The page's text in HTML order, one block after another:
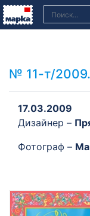
№ 11-т/2009.
17.03.2009
Дизайнер –
Фотограф –